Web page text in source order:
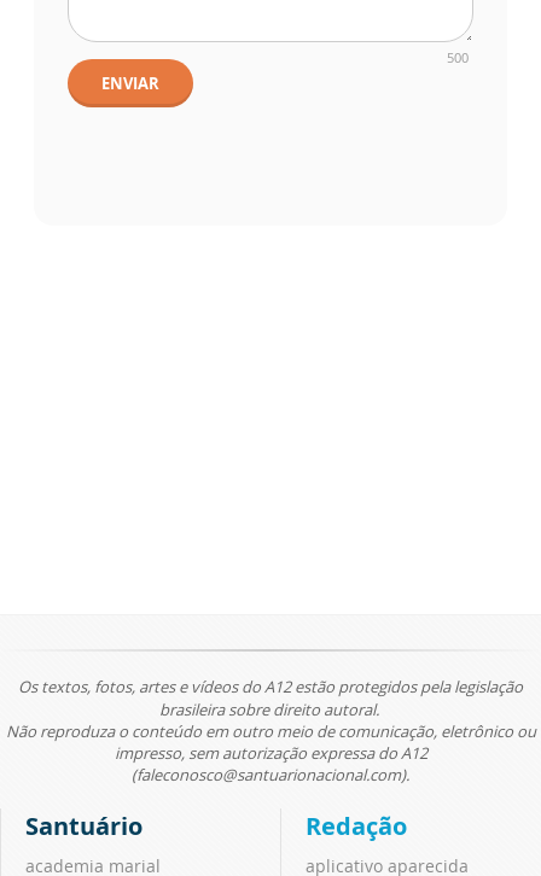
500
ENVIAR
Os textos, fotos, artes e vídeos do A12 estão protegidos pela legislação
brasileira sobre direito autoral.
Não reproduza o conteúdo em outro meio de comunicação, eletrônico ou
impresso, sem autorização expressa do A12
(faleconosco@santuarionacional.com).
Santuário
academia marial
Redação
aplicativo aparecida